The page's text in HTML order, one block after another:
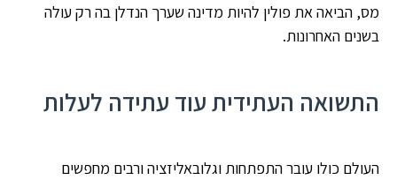
מס, הביאה את פולין להיות מדינה שערך הנדלן בה רק עולה
בשנים האחרונות.
התשואה העתידית עוד עתידה לעלות
העולם כולו עובר התפתחות וגלובאליזציה ורבים מחפשים